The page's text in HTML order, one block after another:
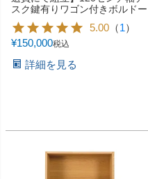
スク鍵有りワゴン付きボルドー
5.00 （1）
¥150,000税込
詳細を見る